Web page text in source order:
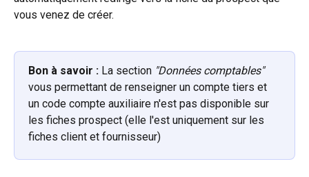
vous venez de créer.
Bon à savoir : La section "Données comptables"
vous permettant de renseigner un compte tiers et
un code compte auxiliaire n'est pas disponible sur
les fiches prospect (elle l'est uniquement sur les
fiches client et fournisseur)